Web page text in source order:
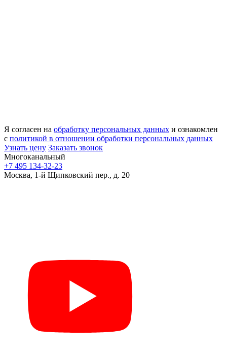
Я согласен на обработку персональных данных и ознакомлен
с политикой в отношении обработки персональных данных
Узнать цену Заказать звонок
Многоканальный
+7 495 134-32-23
Москва, 1-й Щипковский пер., д. 20